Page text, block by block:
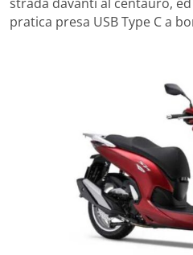
pratica presa USB Type C a